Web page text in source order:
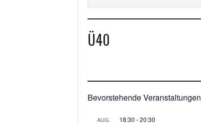
Ü40
Bevorstehende Veranstaltungen
AUG. 18:30 -20:30